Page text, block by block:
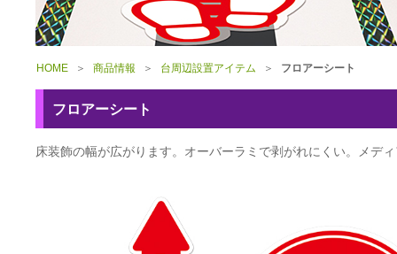
HOME ＞ 商品情報 ＞ 台周辺設置アイテム ＞ フロアーシート
フロアーシート
床装飾の幅が広がります。オーバーラミで剥がれにくい。メデ